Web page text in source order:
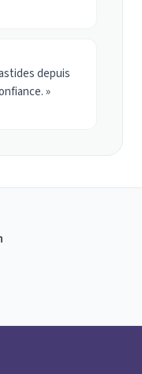
depuis
»